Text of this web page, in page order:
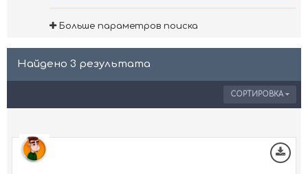
Больше параметров поиска
Найдено 3 результата
СОРТИРОВКА